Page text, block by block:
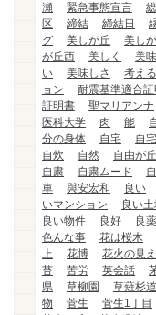
瀬
緊急事態宣言
区
締結 締結日
グ
美しが丘 美し
が丘西
美しく 美
い
美味しさ 考える
ョン
耐震基準適合
証明書
聖マリアンナ
医科大学
肉 能
分の身体
自宅 自
自炊
自然 自由が丘
自粛
自粛ムード
車
與安宏和 良い
いマンション
良い
良い物件
良好
良
色んな事
花は桜木
上
花博 花火の見
苔
苦労 英会話
県
草柳園 草薙杉道
物
菅生 菅生1丁目